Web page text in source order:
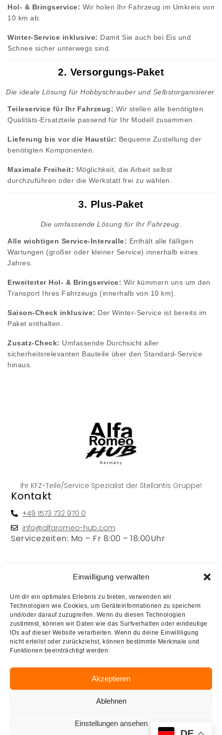
Einwilligung verwalten
Um dir ein optimales Erlebnis zu bieten, verwenden wir
Technologien wie Cookies, um Geräteinformationen zu speichern
und/oder darauf zuzugreifen. Wenn du diesen Technologien
zustimmst, können wir Daten wie das Surfverhalten oder eindeutige
IDs auf dieser Website verarbeiten. Wenn du deine Einwillligung
nicht erteilst oder zurückziehst, können bestimmte Merkmale und
Funktionen beeinträchtigt werden.
Akzeptieren
Ablehnen
Einstellungen ansehen
Hol- & Bringservice: Wir holen Ihr Fahrzeug im Umkreis von
10 km ab.
Winter-Service inklusive: Damit Sie auch bei Eis und
Schnee sicher unterwegs sind.
2. Versorgungs-Paket
Die ideale Lösung für Hobbyschrauber und Selbstorganisierer.
Teileservice für Ihr Fahrzeug: Wir stellen alle benötigten
Qualitäts-Ersatzteile passend für Ihr Modell zusammen.
Lieferung bis vor die Haustür: Bequeme Zustellung der
benötigten Komponenten.
Maximale Freiheit: Möglichkeit, die Arbeit selbst
durchzuführen oder die Werkstatt frei zu wählen.
3. Plus-Paket
Die umfassende Lösung für Ihr Fahrzeug.
Alle wichtigen Service-Intervalle: Enthält alle fälligen
Wartungen (großer oder kleiner Service) innerhalb eines
Jahres.
Erweiterter Hol- & Bringservice: Wir kümmern uns um den
Transport Ihres Fahrzeugs (innerhalb von 10 km).
Saison-Check inklusive: Der Winter-Service ist bereits im
Paket enthalten.
Zusatz-Check: Umfassende Durchsicht aller
sicherheitsrelevanten Bauteile über den Standard-Service
hinaus.
Ihr KFZ-Teile/Service Spezialist der Stellantis Gruppe!
Kontakt
+49 1573 732 970 0
info@alfaromeo-hub.com
Servicezeiten: Mo – Fr 8:00 – 18:00Uhr
Impressum
Haftungsausschluss
Datenschutzerklärung
Cookie-Richtlinie (EU)
Quick Links